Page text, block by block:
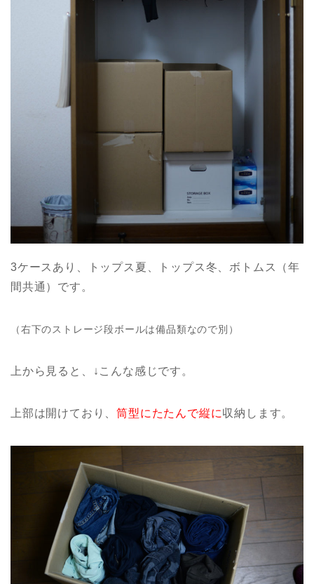
3ケースあり、トップス夏、トップス冬、ボトムス（年
間共通）です。
（右下のストレージ段ボールは備品類なので別）
上から見ると、↓こんな感じです。
上部は開けており、筒型にたたんで縦に収納します。